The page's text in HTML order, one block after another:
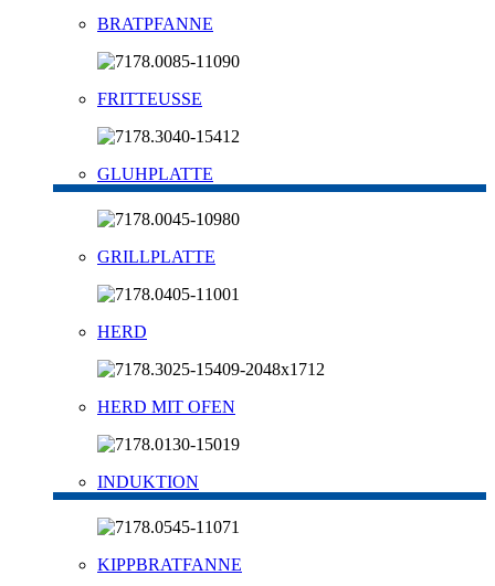
BRATPFANNE
FRITTEUSSE
GLUHPLATTE
GRILLPLATTE
HERD
HERD MIT OFEN
INDUKTION
KIPPBRATFANNE